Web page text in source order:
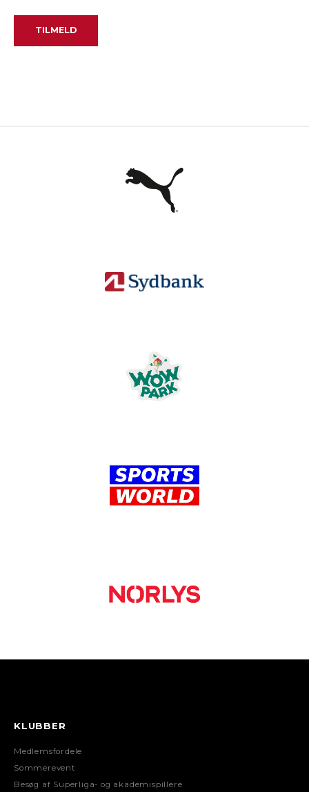
KLUBBER
Medlemsfordele
Sommerevent
Besøg af Superliga- og akademispillere